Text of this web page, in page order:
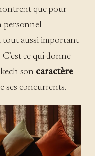
que pour
personnel
tout aussi important
ce qui donne
son caractère
ses concurrents.